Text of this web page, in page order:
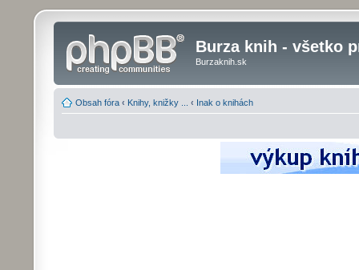
Burza knih - všetko
Burzaknih.sk
Obsah fóra ‹ Knihy, knižky ... ‹ Inak o knihách